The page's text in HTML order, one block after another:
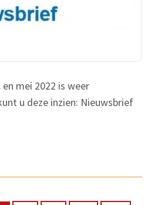
mei 2022 is weer
u deze inzien: Nieuwsbrief